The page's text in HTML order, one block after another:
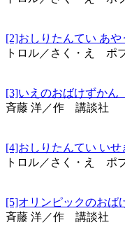
[2]おしりたんてい あ
トロル／さく・え ポ
[3]いえのおばけずか
斉藤 洋／作 講談社
[4]おしりたんてい い
トロル／さく・え ポ
[5]オリンピックのお
斉藤 洋／作 講談社